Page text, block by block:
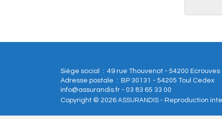
Siège social : 49 rue Thouvenot - 54200 Ecrouves
Adresse postale : BP 30131 - 54205 Toul Cedex
info@assurandis.fr - 03 83 65 33 00
Copyright © 2026 ASSURANDIS - Reproduction